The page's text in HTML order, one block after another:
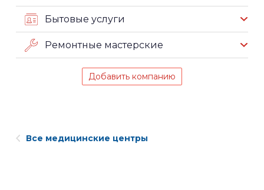
Бытовые услуги
Ремонтные мастерские
Добавить компанию
Все медицинские центры